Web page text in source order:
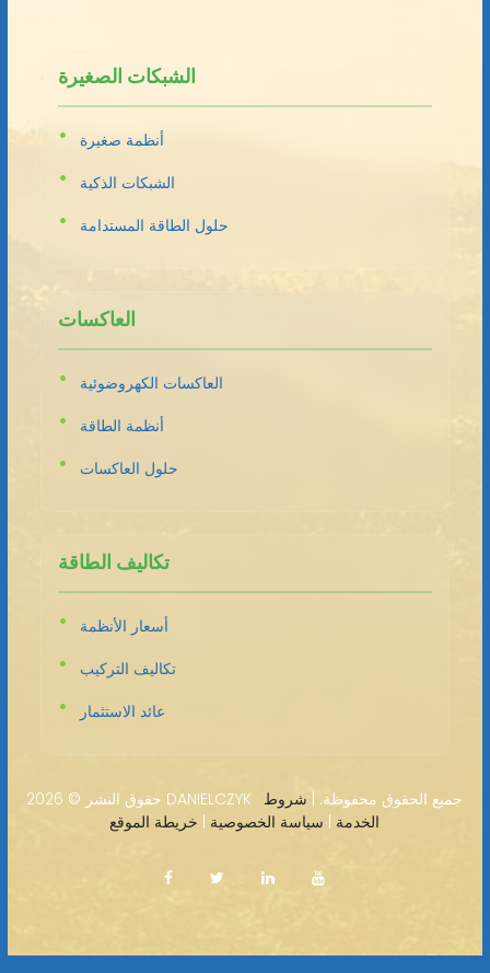
الشبكات الصغيرة
أنظمة صغيرة
الشبكات الذكية
حلول الطاقة المستدامة
العاكسات
العاكسات الكهروضوئية
أنظمة الطاقة
حلول العاكسات
تكاليف الطاقة
أسعار الأنظمة
تكاليف التركيب
عائد الاستثمار
حقوق النشر © 2026 DANIELCZYK · جميع الحقوق محفوظة. | شروط
الخدمة
سياسة الخصوصية خريطة الموقع